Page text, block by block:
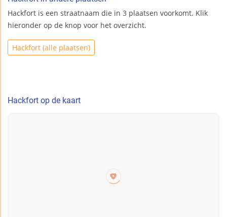
Hackfort is een straatnaam die in 3 plaatsen voorkomt. Klik
hieronder op de knop voor het overzicht.
Hackfort (alle plaatsen)
Hackfort op de kaart